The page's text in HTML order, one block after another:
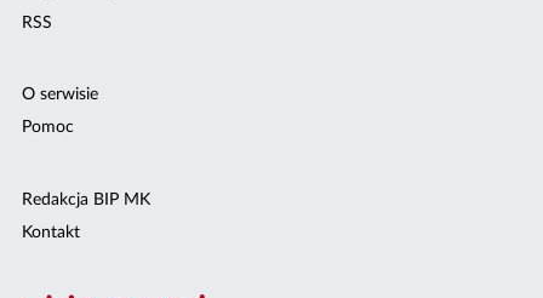
RSS
O serwisie
Pomoc
Redakcja BIP MK
Kontakt